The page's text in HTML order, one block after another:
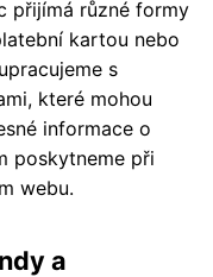
přijímá různé formy
kartou nebo
s
které mohou
informace o
poskytneme při
webu.
a